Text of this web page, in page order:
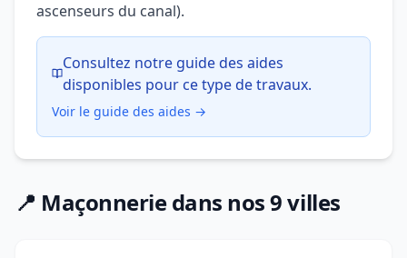
ascenseurs du canal).
Consultez notre guide des aides
disponibles pour ce type de travaux.
Voir le guide des aides →
📍 Maçonnerie dans nos 9 villes